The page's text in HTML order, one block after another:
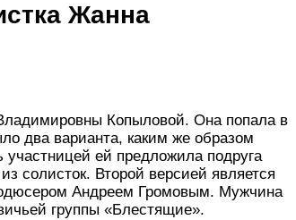
Жанна
Копыловой. Она попала в
два варианта, каким же образом
участницей ей предложила подруга
солисток. Второй версией является
Андреем Громовым. Мужчина
группы «Блестящие».